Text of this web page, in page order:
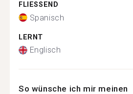
FLIESSEND
Spanisch
LERNT
Englisch
So wünsche ich mir meinen